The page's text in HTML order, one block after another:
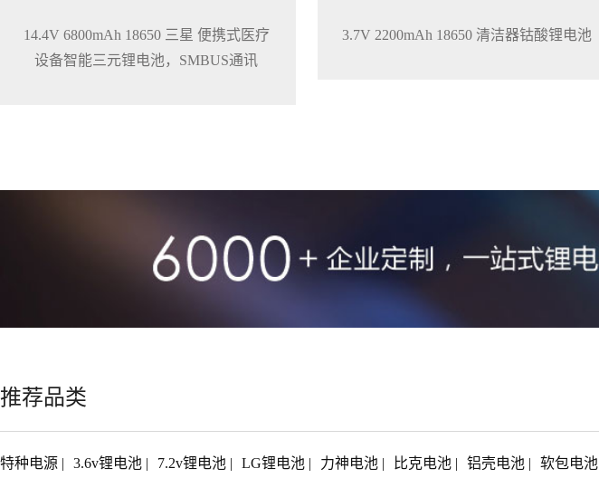
14.4V 6800mAh 18650 三星 便携式医疗
设备智能三元锂电池，SMBUS通讯
3.7V 2200mAh 18650 清洁器钴酸锂电池
推荐品类
特种电源 | 3.6v锂电池 | 7.2v锂电池 | LG锂电池 | 力神电池 | 比克电池 | 铝壳电池 | 软包电池